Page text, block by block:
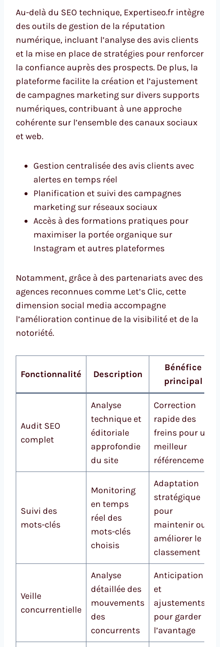
Au-delà du SEO technique, Expertiseo.fr intègre
des outils de gestion de la réputation
numérique, incluant l’analyse des avis clients
et la mise en place de stratégies pour renforcer
la confiance auprès des prospects. De plus, la
plateforme facilite la création et l’ajustement
de campagnes marketing sur divers supports
numériques, contribuant à une approche
cohérente sur l’ensemble des canaux sociaux
et web.
Gestion centralisée des avis clients avec
alertes en temps réel
Planification et suivi des campagnes
marketing sur réseaux sociaux
Accès à des formations pratiques pour
maximiser la portée organique sur
Instagram et autres plateformes
Notamment, grâce à des partenariats avec des
agences reconnues comme Let’s Clic, cette
dimension social media accompagne
l’amélioration continue de la visibilité et de la
notoriété.
Fonctionnalité Description
Bénéfice
principal
Audit SEO
complet
Analyse
technique et
éditoriale
approfondie
du site
Correction
rapide des
freins pour un
meilleur
référencement
Suivi des
mots-clés
Monitoring
en temps
réel des
mots-clés
choisis
Adaptation
stratégique
pour
maintenir ou
améliorer le
classement
Veille
concurrentielle
Analyse
détaillée des
mouvements
des
concurrents
Anticipation
et
ajustements
pour garder
l’avantage